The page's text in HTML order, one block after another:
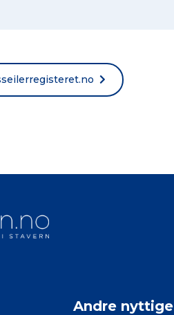
Andre